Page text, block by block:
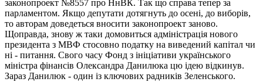
законопроект №8557 про НнВК. Так що справа тепер за
парламентом. Якщо депутати дотягнуть до осені, до виборів,
то авторам доведеться вносити законопроект заново.
Щоправда, знову ж таки домовиться адміністрація нового
президента з МВФ стосовно податку на виведений капітал чи
ні - питання. Свого часу Фонд з ініціативи українського
міністра фінансів Олександра Данилюка цю ідею відкинув.
Зараз Данилюк - один із ключових радників Зеленського.